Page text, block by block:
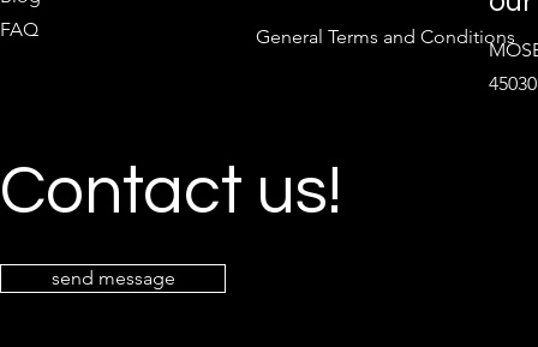
FAQ
General Terms and Conditions
Contact us!
send message